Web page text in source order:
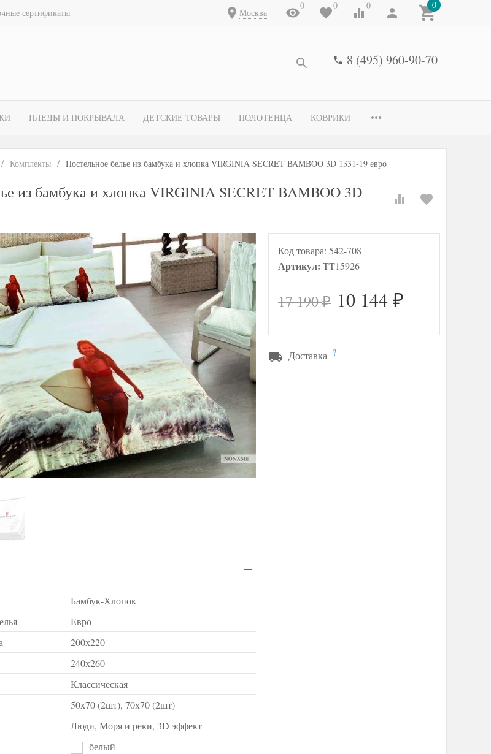
сертификаты Москва
0 0 0 0
8 (495) 960-90-70
ПЛЕДЫ И ПОКРЫВАЛА ДЕТСКИЕ ТОВАРЫ ПОЛОТЕНЦА КОВРИКИ
Комплекты Постельное белье из бамбука и хлопка VIRGINIA SECRET BAMBOO 3D 1331-19 евро
из бамбука и хлопка VIRGINIA SECRET BAMBOO 3D
Код товара: 542-708
Артикул: TT15926
17 190₽ 10 144 ₽
Доставка ?
Бамбук-Хлопок
Евро
200х220
240х260
Классическая
50х70 (2шт), 70х70 (2шт)
Люди, Моря и реки, 3D эффект
белый